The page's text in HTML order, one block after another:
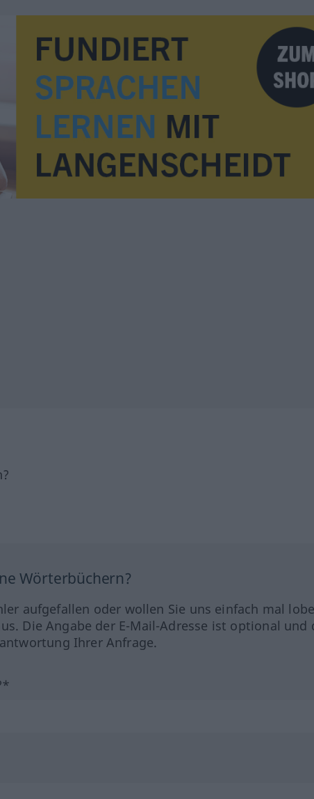
Wörterbüchern?
aufgefallen oder wollen Sie uns einfach mal
Die Angabe der E-Mail-Adresse ist optional und
Ihrer Anfrage.